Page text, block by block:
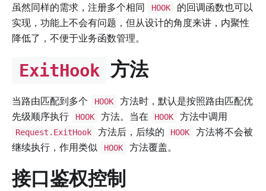
虽然同样的需求，注册多个相同 HOOK
的回调函数也可以
实现，功能上不会有问题，但从设计的角度来讲，内聚性
降低了，不便于业务函数管理。
ExitHook 方法
当路由匹配到多个 HOOK
方法时，默认是按照路由匹配优
先级顺序执行
HOOK 方法。当在 HOOK 方法中调用
Request.ExitHook 方法后，后续的 HOOK
方法将不会被
继续执行，作用类似
HOOK 方法覆盖。
接口鉴权控制